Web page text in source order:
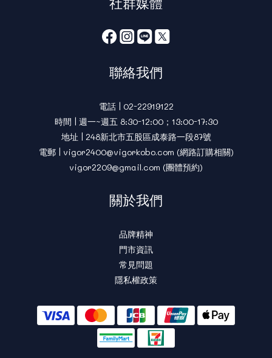
聯絡我們
電話 | 02-22919122
時間 | 週一~週五 8:30-12:00；13:00-17:30
地址 | 248新北市五股區成泰路一段87號
電郵 | vigor2400@vigorkobo.com (網路訂購相關)
vigor2209@gmail.com (團體預約)
關於我們
品牌精神
門市資訊
常見問題
隱私權政策